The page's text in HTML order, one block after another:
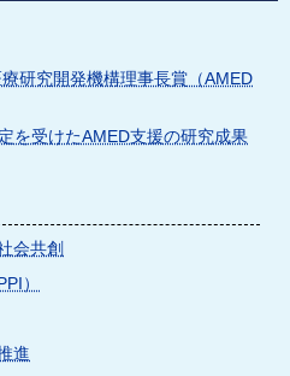
研究開発機構理事長賞（AMED
を受けたAMED支援の研究成果
会共創
）
進